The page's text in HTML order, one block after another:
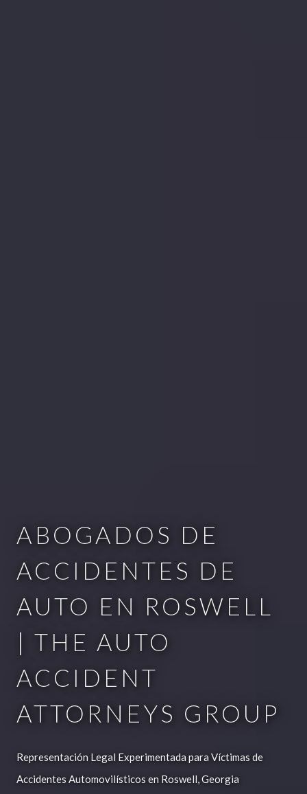
ABOGADOS DE
ACCIDENTES DE
AUTO EN ROSWELL
| THE AUTO
ACCIDENT
ATTORNEYS GROUP
Representación Legal Experimentada para Víctimas de
Accidentes Automovilísticos en Roswell, Georgia